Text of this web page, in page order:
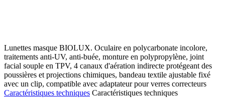
Lunettes masque BIOLUX. Oculaire en polycarbonate incolore,
traitements anti-UV, anti-buée, monture en polypropylène, joint
facial souple en TPV, 4 canaux d'aération indirecte protégeant des
poussières et projections chimiques, bandeau textile ajustable fixé
avec un clip, compatible avec adaptateur pour verres correcteurs
Caractéristiques techniques Caractéristiques techniques